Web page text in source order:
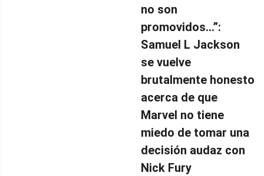
no son
promovidos…”:
Samuel L Jackson
se vuelve
brutalmente honesto
acerca de que
Marvel no tiene
miedo de tomar una
decisión audaz con
Nick Fury